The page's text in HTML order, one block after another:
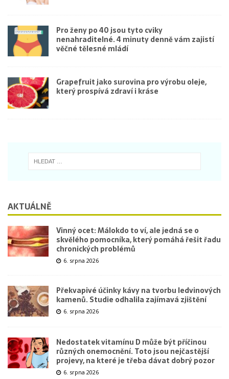
Pro ženy po 40 jsou tyto cviky
nenahraditelné. 4 minuty denně vám zajistí
věčné tělesné mládí
Grapefruit jako surovina pro výrobu oleje,
který prospívá zdraví i kráse
AKTUÁLNĚ
Vinný ocet: Málokdo to ví, ale jedná se o
skvělého pomocníka, který pomáhá řešit řadu
chronických problémů
6. srpna 2026
Překvapivé účinky kávy na tvorbu ledvinových
kamenů. Studie odhalila zajímavá zjištění
6. srpna 2026
Nedostatek vitamínu D může být příčinou
různých onemocnění. Toto jsou nejčastější
projevy, na které je třeba dávat dobrý pozor
6. srpna 2026